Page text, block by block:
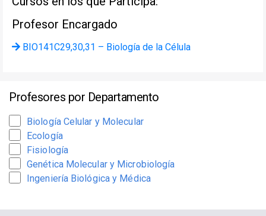
Profesor Encargado
BIO141C29,30,31 – Biología de la Célula
Profesores por Departamento
Biología Celular y Molecular
Ecología
Fisiología
Genética Molecular y Microbiología
Ingeniería Biológica y Médica